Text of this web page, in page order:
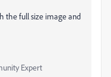
the full size image and
Expert